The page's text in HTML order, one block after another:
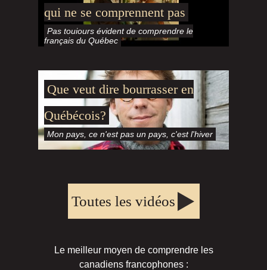
qui ne se comprennent pas
Pas toujours évident de comprendre le
français du Québec
Que veut dire bourrasser en
Québécois?
Mon pays, ce n'est pas un pays, c'est l'hiver
Toutes les vidéos
Le meilleur moyen de comprendre les
canadiens francophones :